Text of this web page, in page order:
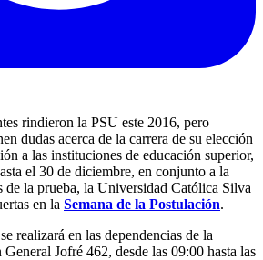
rindieron la PSU este 2016, pero
dudas acerca de la carrera de su elección
a las instituciones de educación superior,
el 30 de diciembre, en conjunto a la
de la prueba, la Universidad Católica Silva
en la Semana de la Postulación.
realizará en las dependencias de la
Jofré 462, desde las 09:00 hasta las